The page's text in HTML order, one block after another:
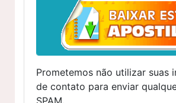
Prometemos não utilizar suas
de contato para enviar
SPAM.